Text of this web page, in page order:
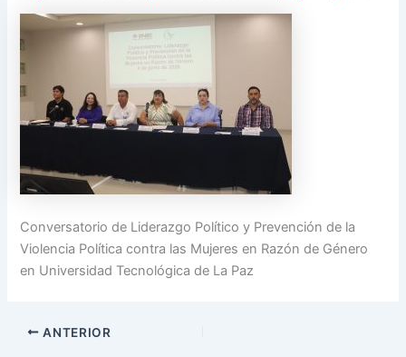
Conversatorio de Liderazgo Político y Prevención de la
Violencia Política contra las Mujeres en Razón de Género
en Universidad Tecnológica de La Paz
ANTERIOR